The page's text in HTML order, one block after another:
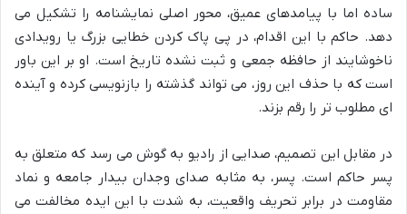
ساده اما با پیامدهای عمیق، محور اصلی نمایشنامه را تشکیل می
دهد. حاکم با این اقدام، در پی پاک کردن خطایی بزرگ یا رویدادی
ناخوشایند از حافظه جمعی و ثبت نشده تاریخ است. او بر این باور
است که با حذف این روز، می تواند گذشته را بازنویسی کرده و آینده
ای مطلوب تر را رقم بزند.
در مقابل این تصمیم، صدایی از رادیو به گوش می رسد که متعلق به
پسر حاکم است. پسر، به مثابه صدای وجدان بیدار جامعه و نماد
مقاومت در برابر تحریف واقعیت، به شدت با این ایده مخالفت می